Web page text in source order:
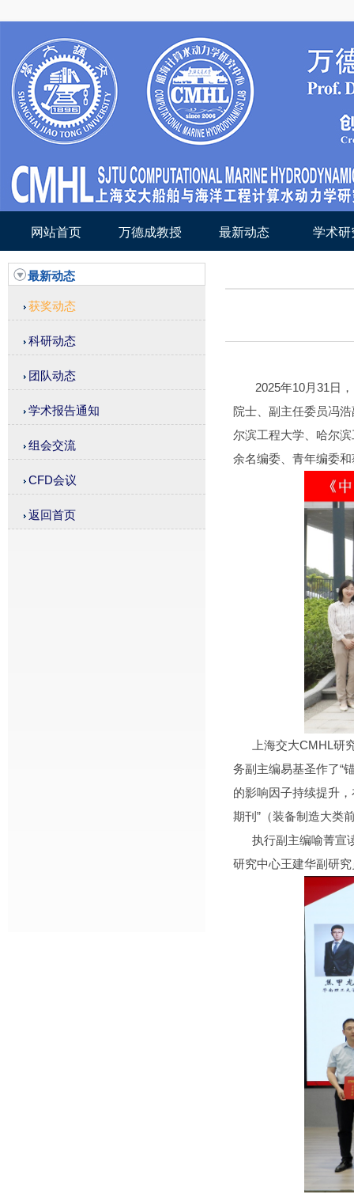
网站首页 万德成教授 最新动态 学术研
最新动态
获奖动态
科研动态
团队动态
学术报告通知
组会交流
CFD会议
返回首页
2025年10月31日，
院士、副主任委员冯
尔滨工程大学、哈尔
余名编委、青年编委
上海交大CMHL研究
务副主编易基圣作了“
的影响因子持续提升
期刊”（装备制造大类
执行副主编喻菁宣读
研究中心王建华副研